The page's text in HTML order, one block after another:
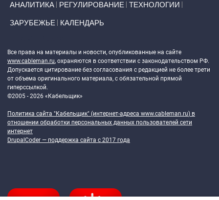
АНАЛИТИКА РЕГУЛИРОВАНИЕ ТЕХНОЛОГИИ
ЗАРУБЕЖЬЕ КАЛЕНДАРЬ
Все права на материалы и новости, опубликованные на сайте
www.cableman.ru, охраняются в соответствии с законодательством РФ.
Допускается цитирование без согласования с редакцией не более трети
от объема оригинального материала, с обязательной прямой
гиперссылкой.
©2005 - 2026 «Кабельщик»
Политика сайта "Кабельщик" (интернет-адреса www.cableman.ru) в
отношении обработки персональных данных пользователей сети
интернет
DrupalCoder — поддержка сайта c 2017 года